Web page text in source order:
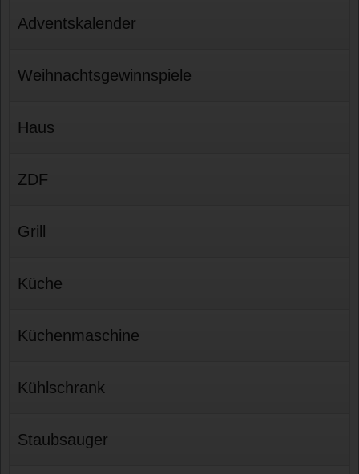
Adventskalender
Weihnachtsgewinnspiele
Haus
ZDF
Grill
Küche
Küchenmaschine
Kühlschrank
Staubsauger